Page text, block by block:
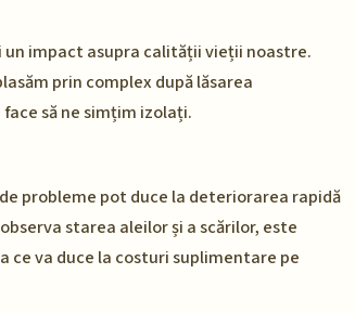
impact asupra calității vieții noastre.
prin complex după lăsarea
să ne simțim izolați.
probleme pot duce la deteriorarea rapidă
starea aleilor și a scărilor, este
ce va duce la costuri suplimentare pe